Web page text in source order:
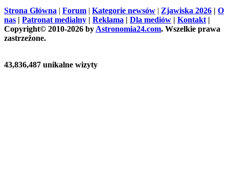
Strona Główna | Forum | Kategorie newsów | Zjawiska 2026 | O
nas | Patronat medialny | Reklama | Dla mediów | Kontakt |
Copyright© 2010-2026 by Astronomia24.com. Wszelkie prawa
zastrzeżone.
43,836,487 unikalne wizyty